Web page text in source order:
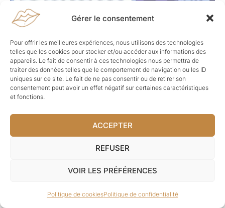
Gérer le consentement
Pour offrir les meilleures expériences, nous utilisons des technologies
telles que les cookies pour stocker et/ou accéder aux informations des
appareils. Le fait de consentir à ces technologies nous permettra de
traiter des données telles que le comportement de navigation ou les ID
uniques sur ce site. Le fait de ne pas consentir ou de retirer son
consentement peut avoir un effet négatif sur certaines caractéristiques
et fonctions.
ACCEPTER
REFUSER
VOIR LES PRÉFÉRENCES
Politique de cookiesPolitique de confidentialité